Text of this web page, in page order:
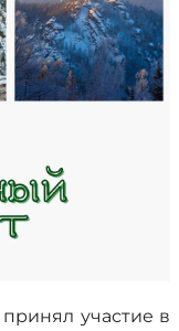
участие в